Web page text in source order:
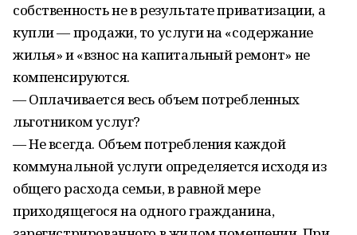
собственность не в результате приватизации, а
купли — продажи, то услуги на «содержание
жилья» и «взнос на капитальный ремонт» не
компенсируются.
— Оплачивается весь объем потребленных
льготником услуг?
— Не всегда. Объем потребления каждой
коммунальной услуги определяется исходя из
общего расхода семьи, в равной мере
приходящегося на одного гражданина,